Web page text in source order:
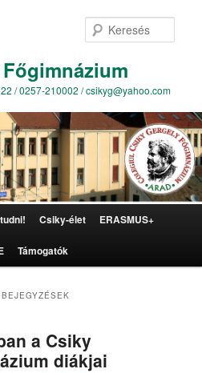
/ 0257-210002 / csikyg@yahoo.com
Csiky-élet ERASMUS+
Támogatók
a Csiky
diákjai